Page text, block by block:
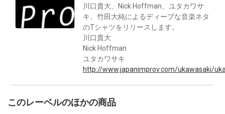
川口貴大、Nick Hoffman、ユタカワサ
キ、竹田大純によるディープな音楽ネタ
のTシャツをリリースします。
川口貴大
Nick Hoffman
ユタカワサキ
http://www.japanimprov.com/ukawasaki/
このレーベルのほかの商品